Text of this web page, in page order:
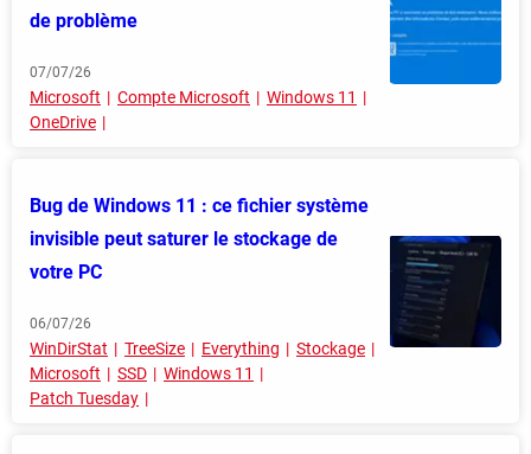
de problème
07/07/26
Microsoft Compte Microsoft
Windows 11
OneDrive
Bug de Windows 11 : ce fichier système
invisible peut saturer le stockage de
votre PC
06/07/26
WinDirStat TreeSize Everything
Stockage
Microsoft
SSD
Windows 11
Patch Tuesday